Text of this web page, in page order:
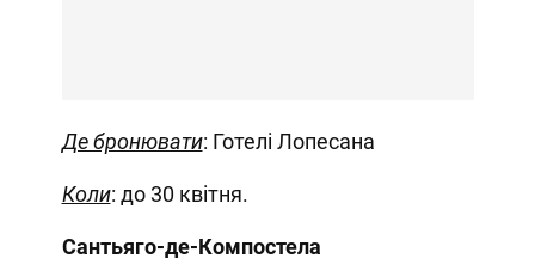
Де бронювати: Готелі Лопесана
Коли: до 30 квітня.
Сантьяго-де-Компостела